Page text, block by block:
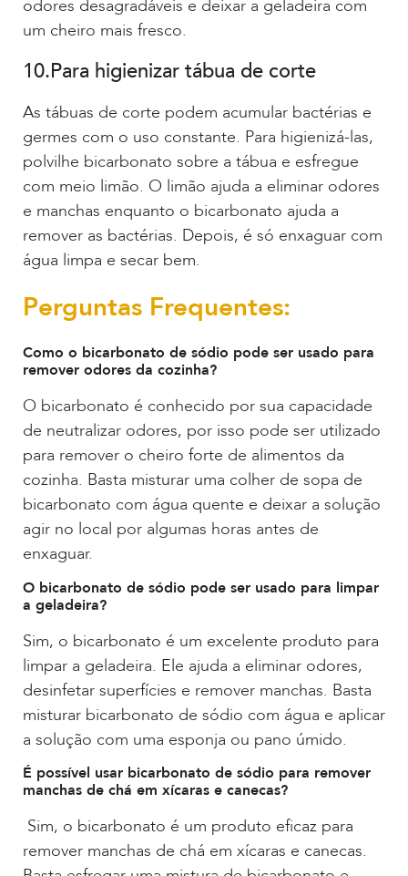
odores desagradáveis e deixar a geladeira com
um cheiro mais fresco.
10.Para higienizar tábua de corte
As tábuas de corte podem acumular bactérias e
germes com o uso constante. Para higienizá-las,
polvilhe bicarbonato sobre a tábua e esfregue
com meio limão. O limão ajuda a eliminar odores
e manchas enquanto o bicarbonato ajuda a
remover as bactérias. Depois, é só enxaguar com
água limpa e secar bem.
Perguntas Frequentes:
Como o bicarbonato de sódio pode ser usado para
remover odores da cozinha?
O bicarbonato é conhecido por sua capacidade
de neutralizar odores, por isso pode ser utilizado
para remover o cheiro forte de alimentos da
cozinha. Basta misturar uma colher de sopa de
bicarbonato com água quente e deixar a solução
agir no local por algumas horas antes de
enxaguar.
O bicarbonato de sódio pode ser usado para limpar
a geladeira?
Sim, o bicarbonato é um excelente produto para
limpar a geladeira. Ele ajuda a eliminar odores,
desinfetar superfícies e remover manchas. Basta
misturar bicarbonato de sódio com água e aplicar
a solução com uma esponja ou pano úmido.
É possível usar bicarbonato de sódio para remover
manchas de chá em xícaras e canecas?
Sim, o bicarbonato é um produto eficaz para
remover manchas de chá em xícaras e canecas.